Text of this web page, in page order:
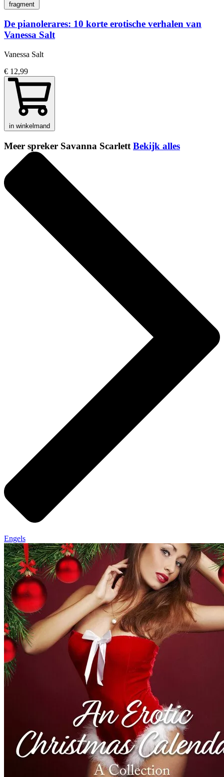
fragment
De pianolerares: 10 korte erotische verhalen van
Vanessa Salt
Vanessa Salt
€ 12,99
in winkelmand
Meer spreker Savanna Scarlett Bekijk alles
Engels